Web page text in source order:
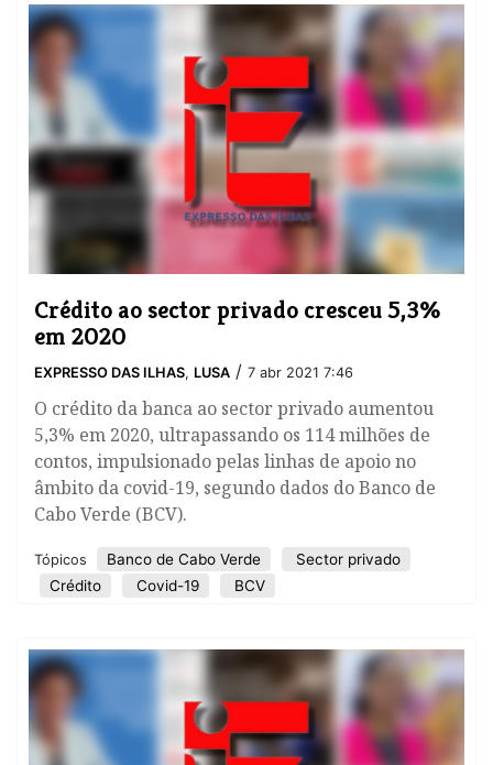
Crédito ao sector privado cresceu 5,3%
em 2020
EXPRESSO DAS ILHAS, LUSA / 7 abr 2021 7:46
O crédito da banca ao sector privado aumentou
5,3% em 2020, ultrapassando os 114 milhões de
contos, impulsionado pelas linhas de apoio no
âmbito da covid-19, segundo dados do Banco de
Cabo Verde (BCV).
Tópicos Banco de Cabo Verde
Sector privado
Crédito
Covid-19 BCV